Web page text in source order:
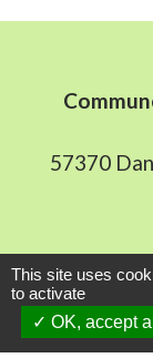
57370
Lundi
Mardi, jeudi
This site uses
to activate
OK, accept all